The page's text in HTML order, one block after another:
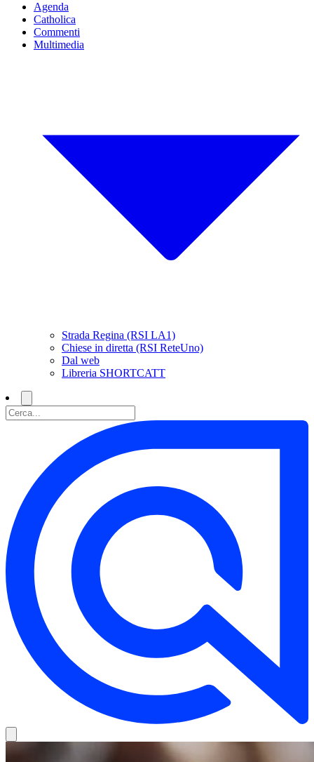
Agenda
Catholica
Commenti
Multimedia
Strada Regina (RSI LA1)
Chiese in diretta (RSI ReteUno)
Dal web
Libreria SHORTCATT